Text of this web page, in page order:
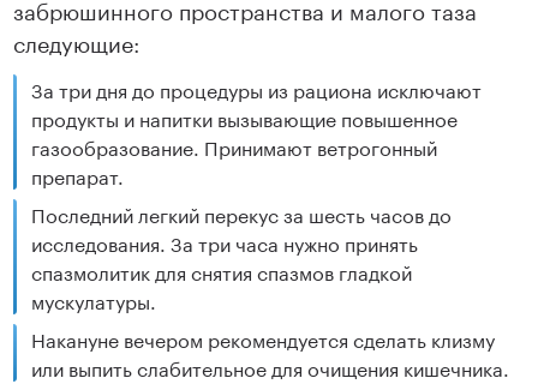
забрюшинного пространства и малого таза
следующие:
За три дня до процедуры из рациона исключают
продукты и напитки вызывающие повышенное
газообразование. Принимают ветрогонный
препарат.
Последний легкий перекус за шесть часов до
исследования. За три часа нужно принять
спазмолитик для снятия спазмов гладкой
мускулатуры.
Накануне вечером рекомендуется сделать клизму
или выпить слабительное для очищения кишечника.